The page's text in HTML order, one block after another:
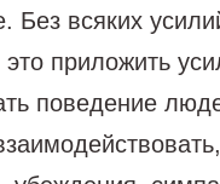
Без всяких
приложить
поведение